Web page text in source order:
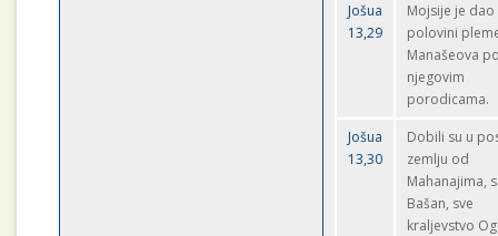
Jošua
13,29
Mojsije je
polovini
Manašeova
njegovim
porodicama.
Jošua
13,30
Dobili su u
zemlju od
Mahanajima,
Bašan, sve
kraljevstvo